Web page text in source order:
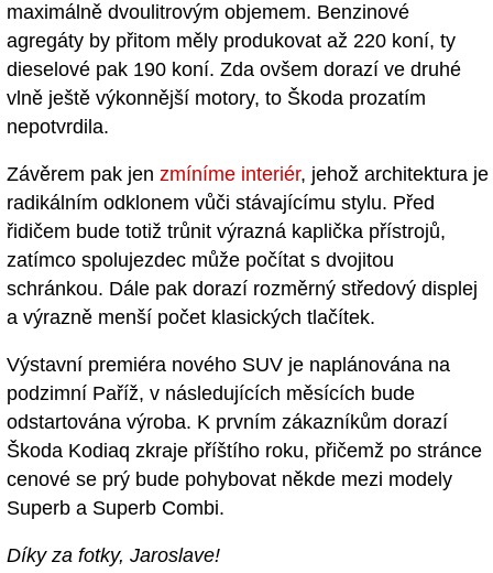
maximálně dvoulitrovým objemem. Benzinové
agregáty by přitom měly produkovat až 220 koní, ty
dieselové pak 190 koní. Zda ovšem dorazí ve druhé
vlně ještě výkonnější motory, to Škoda prozatím
nepotvrdila.
Závěrem pak jen zmíníme interiér, jehož architektura je
radikálním odklonem vůči stávajícímu stylu. Před
řidičem bude totiž trůnit výrazná kaplička přístrojů,
zatímco spolujezdec může počítat s dvojitou
schránkou. Dále pak dorazí rozměrný středový displej
a výrazně menší počet klasických tlačítek.
Výstavní premiéra nového SUV je naplánována na
podzimní Paříž, v následujících měsících bude
odstartována výroba. K prvním zákazníkům dorazí
Škoda Kodiaq zkraje příštího roku, přičemž po stránce
cenové se prý bude pohybovat někde mezi modely
Superb a Superb Combi.
Díky za fotky, Jaroslave!